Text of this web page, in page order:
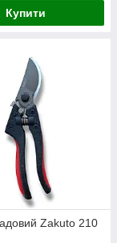
Купити
Zakuto 210